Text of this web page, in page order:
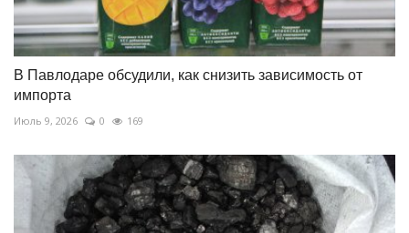
В Павлодаре обсудили, как снизить зависимость от
импорта
Июль 9, 2026 0 169